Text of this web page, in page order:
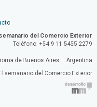
del Comercio Exterior
Teléfono: +54 9 11 5455 2279
de Buenos Aires – Argentina
semanario del Comercio Exterior